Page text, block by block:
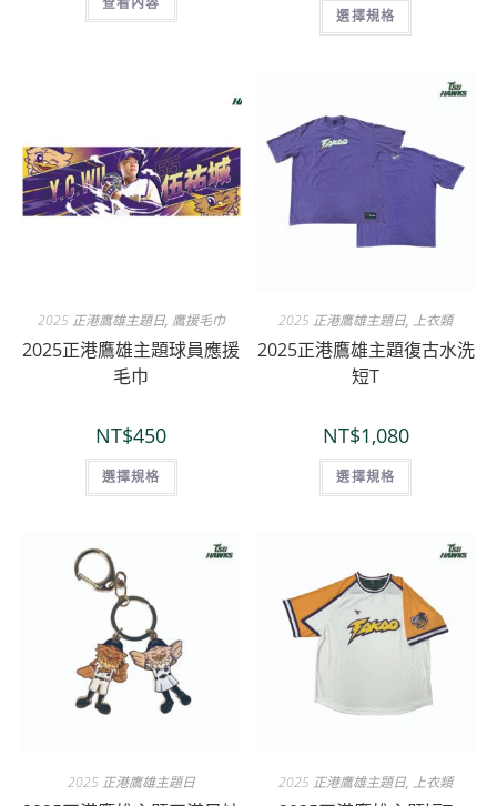
選擇規格
2025 正港鷹雄主題日, 鷹援毛巾
2025正港鷹雄主題球員應援
毛巾
NT$450
選擇規格
2025 正港鷹雄主題日, 上衣類
2025正港鷹雄主題復古水洗
短T
NT$1,080
選擇規格
2025 正港鷹雄主題日 2025 正港鷹雄主題日, 上衣類